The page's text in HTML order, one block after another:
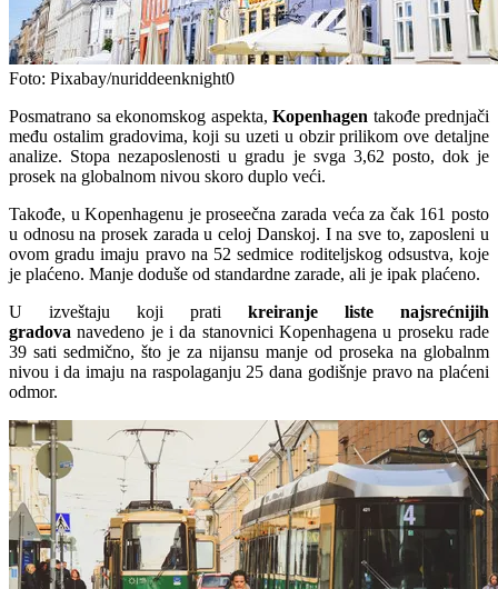
Foto: Pixabay/nuriddeenknight0
Posmatrano sa ekonomskog aspekta, Kopenhagen takođe prednjači
među ostalim gradovima, koji su uzeti u obzir prilikom ove detaljne
analize. Stopa nezaposlenosti u gradu je svga 3,62 posto, dok je
prosek na globalnom nivou skoro duplo veći.
Takođe, u Kopenhagenu je proseečna zarada veća za čak 161 posto
u odnosu na prosek zarada u celoj Danskoj. I na sve to, zaposleni u
ovom gradu imaju pravo na 52 sedmice roditeljskog odsustva, koje
je plaćeno. Manje doduše od standardne zarade, ali je ipak plaćeno.
U izveštaju koji prati kreiranje liste najsrećnijih
gradova navedeno je i da stanovnici Kopenhagena u proseku rade
39 sati sedmično, što je za nijansu manje od proseka na globalnm
nivou i da imaju na raspolaganju 25 dana godišnje pravo na plaćeni
odmor.